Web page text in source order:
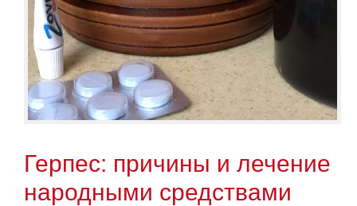
Герпес: причины и лечение
народными средствами